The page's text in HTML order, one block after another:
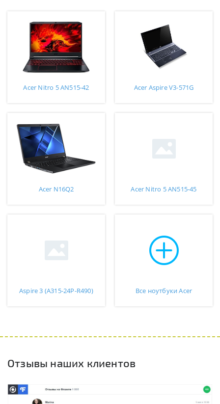
Acer Nitro 5 AN515-42 Acer Aspire V3-571G
Acer N16Q2 Acer Nitro 5 AN515-45
Aspire 3 (A315-24P-R490) Все ноутбуки Acer
Отзывы наших клиентов